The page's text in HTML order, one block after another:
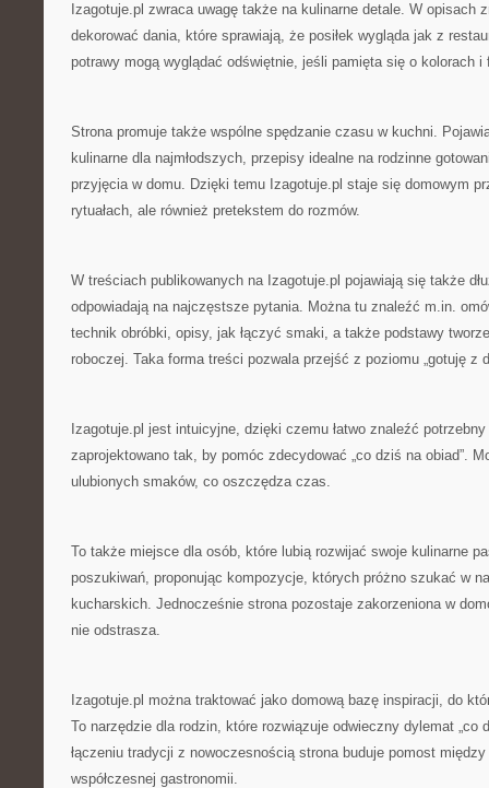
Izagotuje.pl zwraca uwagę także na kulinarne detale. W opisach
dekorować dania, które sprawiają, że posiłek wygląda jak z
potrawy mogą wyglądać odświętnie, jeśli pamięta się o kolorach i
Strona promuje także wspólne spędzanie czasu w kuchni.
kulinarne dla najmłodszych, przepisy idealne na rodzinne
przyjęcia w domu. Dzięki temu Izagotuje.pl staje się domowym
rytuałach, ale również pretekstem do rozmów.
W treściach publikowanych na Izagotuje.pl pojawiają się także
odpowiadają na najczęstsze pytania. Można tu znaleźć m.in.
technik obróbki, opisy, jak łączyć smaki, a także podstawy
roboczej. Taka forma treści pozwala przejść z poziomu „gotuję z
Izagotuje.pl jest intuicyjne, dzięki czemu łatwo znaleźć
zaprojektowano tak, by pomóc zdecydować „co dziś na obiad”.
ulubionych smaków, co oszczędza czas.
To także miejsce dla osób, które lubią rozwijać swoje kulinarne
poszukiwań, proponując kompozycje, których próżno szukać w
kucharskich. Jednocześnie strona pozostaje zakorzeniona w
nie odstrasza.
Izagotuje.pl można traktować jako domową bazę inspiracji, do
To narzędzie dla rodzin, które rozwiązuje odwieczny dylemat „co
łączeniu tradycji z nowoczesnością strona buduje pomost
współczesnej gastronomii.